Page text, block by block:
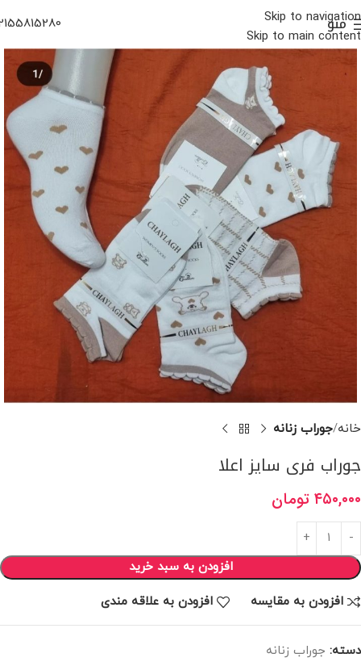
Skip to navigation
Skip to main content
منو
خانه جوراب زنانه
جوراب فری سایز اعلا
۴۵۰,۰۰۰ تومان
افزودن به سبد خرید
افزودن به مقایسه افزودن به علاقه مندی
دسته: جوراب زنانه